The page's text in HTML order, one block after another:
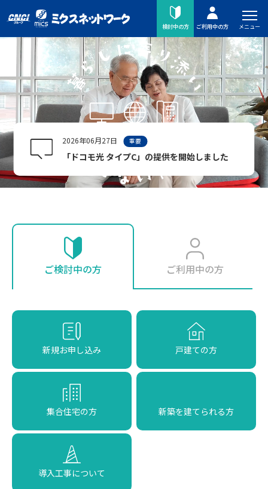
検討中の方 ご利用中の方 メニュー
2026年06月27日 重要
「ドコモ光 タイプC」の提供を開始しました
ご検討中の方 ご利用中の方
新規お申し込み 戸建ての方
集合住宅の方 新築を建てられる方
導入工事について